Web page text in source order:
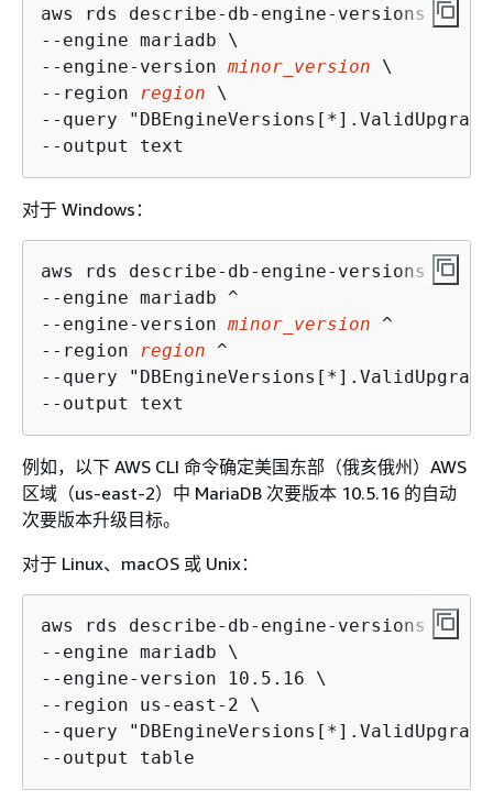
aws rds describe-db-engine-versions \
--engine mariadb \
--engine-version minor_version \
--region region \
--query
--output text
对于 Windows：
aws rds describe-db-engine-versions ^
--engine mariadb ^
--engine-version minor_version ^
--region region ^
--query
--output text
例如，以下 AWS CLI 命令确定美国东部（俄亥俄州）AWS
区域（us-east-2）中 MariaDB 次要版本 10.5.16 的自动
次要版本升级目标。
对于 Linux、macOS 或 Unix：
aws rds describe-db-engine-versions \
--engine mariadb \
--engine-version 10.5.16 \
--region us-east-2 \
--query
--output table